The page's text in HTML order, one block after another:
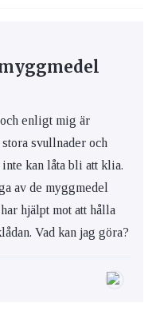
enligt mig är
svullnader och
kan låta bli att klia.
av de myggmedel
hjälpt mot att hålla
Vad kan jag göra?